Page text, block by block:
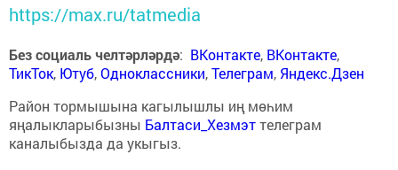
https://max.ru/tatmedia
Без социаль челтәрләрдә: ВКонтакте, ВКонтакте,
ТикТок, Ютуб,Одноклассники,Телеграм, Яндекс.Дзен
Район тормышына кагылышлы иң мөһим
яңалыкларыбызны Балтаси_Хезмэттелеграм
каналыбызда да укыгыз.